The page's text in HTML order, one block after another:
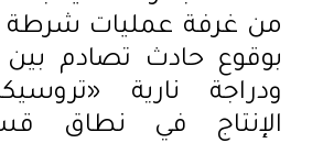
من غرفة عمليات شرطة
بوقوع حادث تصادم
ودراجة نارية
الإنتاج في نطاق